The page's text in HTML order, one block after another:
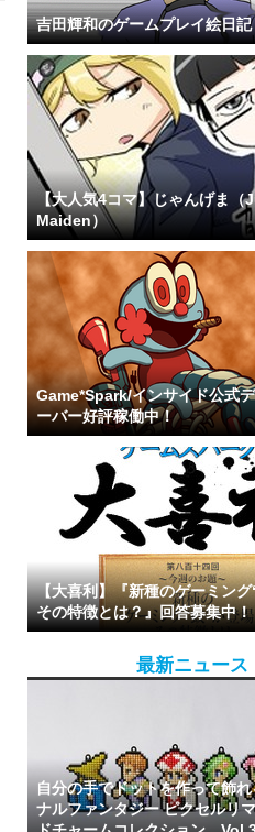
吉田輝和のゲームプレイ絵日記
【大人気4コマ】じゃんげま
Maiden）
Game*Spark/インサイド公式
ーバー好評稼働中！
【大喜利】『新種のゲーミン
その特徴とは？』回答募集中！
最新ニュース
自分の手でドットを作って飾
ナルファンタジー ピクセルリ